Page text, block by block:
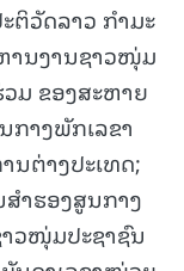
ຕິວັດລາວ ກໍາມະ
ານງານຊາວໜຸ່ມ
ວມ ຂອງສະຫາຍ
າງພັກເລຂາ
ນຕ່າງປະເທດ;
າຮອງສູນກາງ
ວໜຸ່ມປະຊາຊົນ